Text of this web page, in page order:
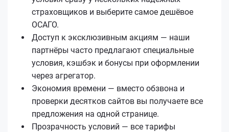
страховщиков и выберите самое дешёвое
ОСАГО.
Доступ к эксклюзивным акциям — наши
партнёры часто предлагают специальные
условия, кэшбэк и бонусы при оформлении
через агрегатор.
Экономия времени — вместо обзвона и
проверки десятков сайтов вы получаете все
предложения на одной странице.
Прозрачность условий — все тарифы